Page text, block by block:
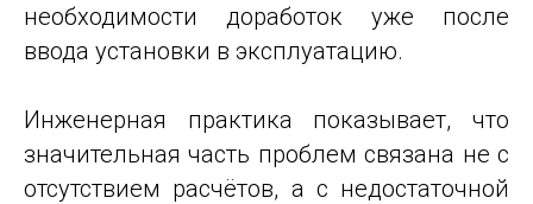
необходимости доработок уже после
ввода установки в эксплуатацию.
Инженерная практика показывает, что
значительная часть проблем связана не с
отсутствием расчётов, а с недостаточной